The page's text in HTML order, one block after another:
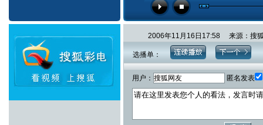
2006年11月16日17:58 来源：搜
选播单：
用户： 匿名发表